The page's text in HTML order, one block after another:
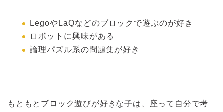
LegoやLaQなどのブロックで遊ぶのが好き
ロボットに興味がある
論理パズル系の問題集が好き
もともとブロック遊びが好きな子は、座って自分で考